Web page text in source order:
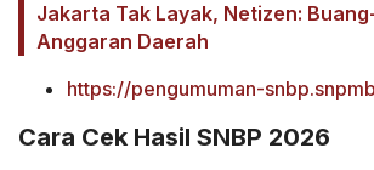
Jakarta Tak Layak, Netizen:
Anggaran Daerah
https://pengumuman-
Cara Cek Hasil SNBP 2026